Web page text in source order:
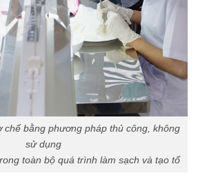
chế bằng phương pháp thủ công, không
sử dụng
toàn bộ quá trình làm sạch và tạo tổ